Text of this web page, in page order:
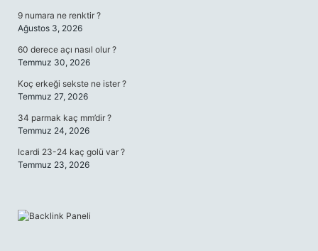
9 numara ne renktir ?
Ağustos 3, 2026
60 derece açı nasıl olur ?
Temmuz 30, 2026
Koç erkeği sekste ne ister ?
Temmuz 27, 2026
34 parmak kaç mm’dir ?
Temmuz 24, 2026
Icardi 23-24 kaç golü var ?
Temmuz 23, 2026